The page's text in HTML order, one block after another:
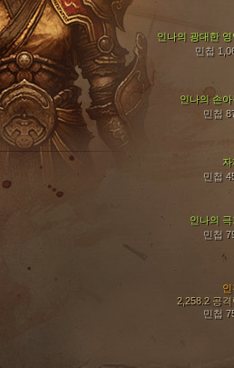
인나의 광대한 영
민첩
인나의 손아
민첩
인나의 극
민첩
2,258.2 공격
민첩
민첩